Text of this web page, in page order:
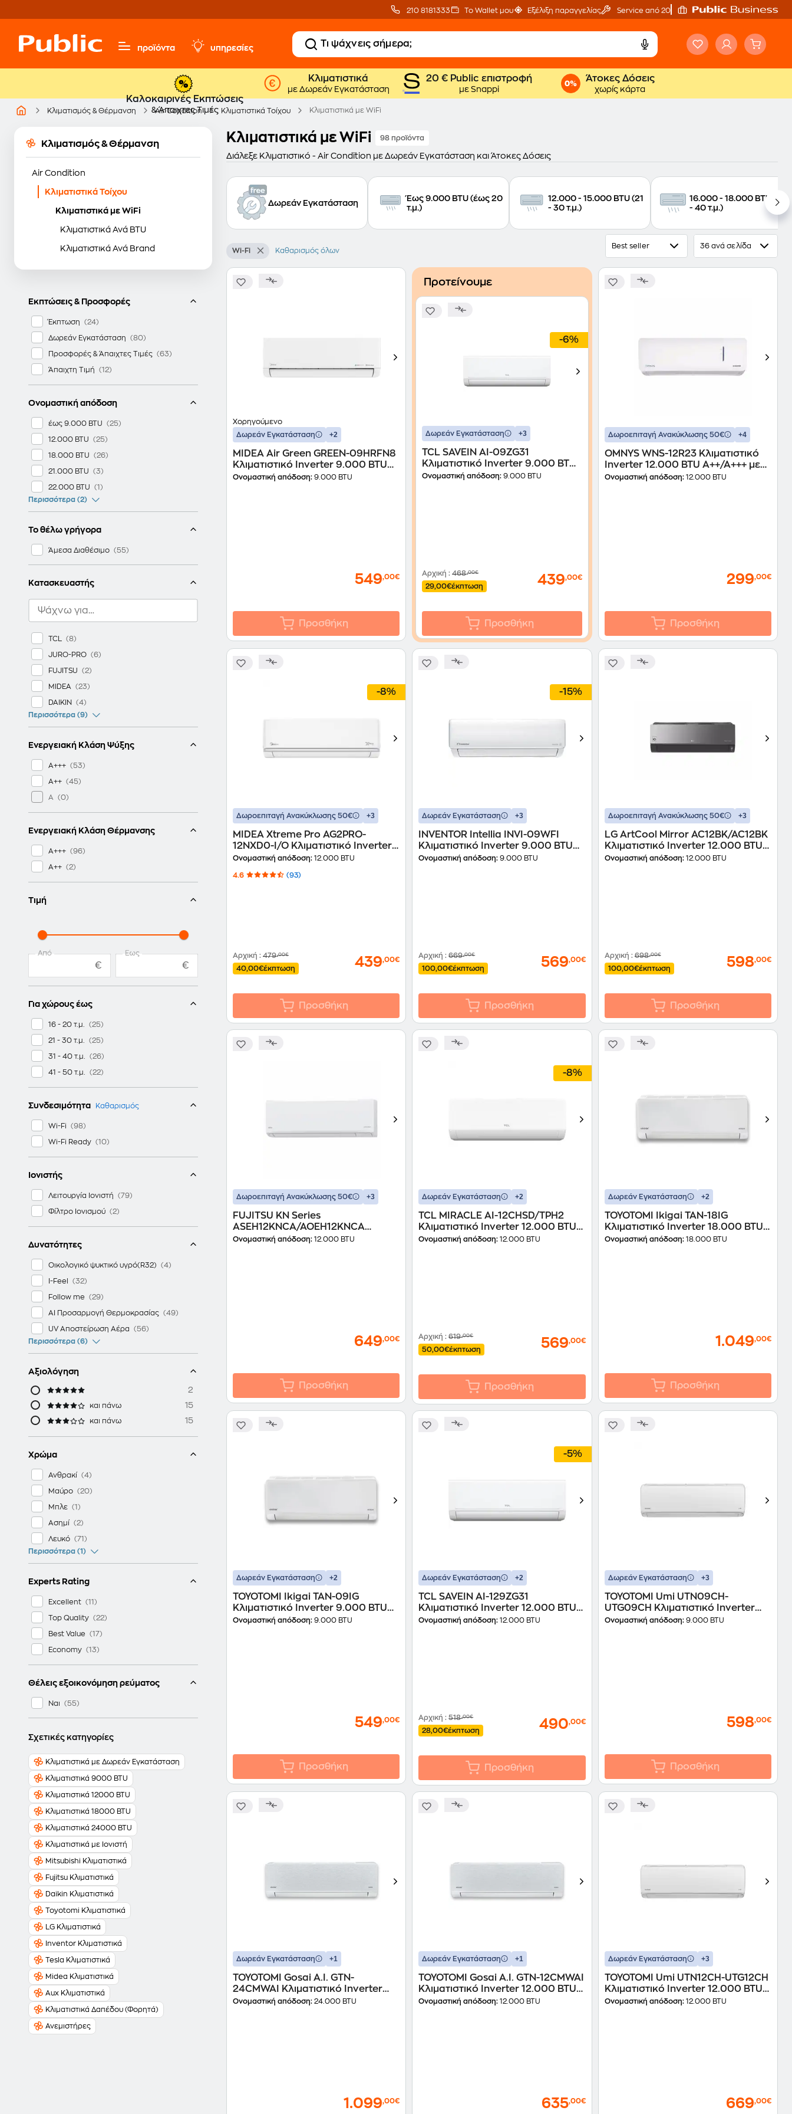
210 8181333 Το Wallet μου Εξέλιξη παραγγελίας Service από 20'
προϊόντα υπηρεσίες
Καλοκαιρινές Εκπτώσεις
& Άπαιχτες Τιμές
Κλιματιστικά
με Δωρεάν Εγκατάσταση
20 € Public επιστροφή
με Snappi
Άτοκες Δόσεις
χωρίς κάρτα
Κλιματισμός & Θέρμανση Air Condition Κλιματιστικά Τοίχου Κλιματιστικά με WiFi
Κλιματισμός & Θέρμανση
Air Condition
Κλιματιστικά Τοίχου
Κλιματιστικά με WiFi
Κλιματιστικά Ανά BTU
Κλιματιστικά Ανά Brand
Εκπτώσεις & Προσφορές
Έκπτωση
Δωρεάν Εγκατάσταση
Προσφορές & Άπαιχτες Τιμές
Άπαιχτη Τιμή
Ονομαστική απόδοση
έως 9.000 BTU
12.000 BTU
18.000 BTU
21.000 BTU
22.000 BTU
Περισσότερα (2)
Το θέλω γρήγορα
Άμεσα Διαθέσιμο
Κατασκευαστής
TCL
JURO-PRO
FUJITSU
MIDEA
DAIKIN
Περισσότερα (9)
Ενεργειακή Κλάση Ψύξης
A+++
A++
A
Ενεργειακή Κλάση Θέρμανσης
A+++
A++
Τιμή
Από
€
Έως
€
Για χώρους έως
16 - 20 τ.μ.
21 - 30 τ.μ.
31 - 40 τ.μ.
41 - 50 τ.μ.
Συνδεσιμότητα Καθαρισμός
Wi-Fi
Wi-Fi Ready
Ιονιστής
Λειτουργία Ιονιστή
Φίλτρο Iονισμού
Δυνατότητες
Οικολογικό ψυκτικό υγρό(R32)
I-Feel
Follow me
AI Προσαρμογή Θερμοκρασίας
UV Αποστείρωση Αέρα
Περισσότερα (6)
Αξιολόγηση
2
και πάνω 15
και πάνω 15
Χρώμα
Ανθρακί
Μαύρο
Μπλε
Ασημί
Λευκό
Περισσότερα (1)
Experts Rating
Excellent
Top Quality
Best Value
Economy
Θέλεις εξοικονόμηση ρεύματος
Ναι
Σχετικές κατηγορίες
Κλιματιστικά με Δωρεάν Εγκατάσταση
Κλιματιστικά 9000 BTU
Κλιματιστικά 12000 BTU
Κλιματιστικά 18000 BTU
Κλιματιστικά 24000 BTU
Κλιματιστικά με Ιονιστή
Mitsubishi Κλιματιστικά
Fujitsu Κλιματιστικά
Daikin Κλιματιστικά
Toyotomi Κλιματιστικά
LG Κλιματιστικά
Inventor Κλιματιστικά
Tesla Κλιματιστικά
Midea Κλιματιστικά
Aux Κλιματιστικά
Κλιματιστικά Δαπέδου (Φορητά)
Ανεμιστήρες
Κλιματιστικά με WiFi 98 προϊόντα
Διάλεξε Κλιματιστικό - Air Condition με Δωρεάν Εγκατάσταση και Άτοκες Δόσεις
Δωρεάν Εγκατάσταση
Έως 9.000 BTU (έως 20
τ.μ.)
12.000 - 15.000 BTU (21
- 30 τ.μ.)
16.000 - 18.000 BTU (31
- 40 τ.μ.)
Wi-Fi Καθαρισμός όλων
Best seller 36 ανά σελίδα
Χορηγούμενο
Δωρεάν Εγκατάσταση
+2
MIDEA Air Green GREEN-09HRFN8
Κλιματιστικό Inverter 9.000 BTU
A+++/A+++ με Ιονιστή & WiFi
Ονομαστική απόδοση: 9.000 BTU
549,00€
Προσθήκη
Προτείνουμε
-6%
Δωρεάν Εγκατάσταση +3
TCL SAVEIN AI-09ZG31
Κλιματιστικό Inverter 9.000 BTU
A++/A+++ με WiFi
Ονομαστική απόδοση: 9.000 BTU
Αρχική:468,00€
29,00€έκπτωση 439,00€
Προσθήκη
Δωροεπιταγή Ανακύκλωσης 50€ +4
OMNYS WNS-12R23 Κλιματιστικό
Inverter 12.000 BTU A++/A+++ με
WiFi
Ονομαστική απόδοση:12.000 BTU
299,00€
Προσθήκη
-8%
Δωροεπιταγή Ανακύκλωσης 50€ +3
MIDEA Xtreme Pro AG2PRO-
12NXD0-I/O Κλιματιστικό Inverter
12.000 BTU A++/A+++ με Ιονιστή &
Ονομαστική απόδοση: 12.000 BTU
4.6 (93)
Αρχική : 479,00€
40,00€έκπτωση 439,00€
Προσθήκη
-15%
Δωρεάν Εγκατάσταση +3
INVENTOR Intellia INVI-09WFI
Κλιματιστικό Inverter 9.000 BTU
A+++/A+++ με Ιονιστή & WiFi
Ονομαστική απόδοση: 9.000 BTU
Αρχική:669,00€
100,00€έκπτωση 569,00€
Προσθήκη
Δωροεπιταγή Ανακύκλωσης 50€ +3
LG ArtCool Mirror AC12BK/AC12BK
Κλιματιστικό Inverter 12.000 BTU
A++/A++ με Ιονιστή & WiFi
Ονομαστική απόδοση:12.000 BTU
Αρχική :698,00€
100,00€έκπτωση 598,00€
Προσθήκη
Δωροεπιταγή Ανακύκλωσης 50€ +3
FUJITSU KN Series
ASEH12KNCA/AOEH12KNCA
Κλιματιστικό Inverter 12.000 BTU
Ονομαστική απόδοση: 12.000 BTU
649,00€
Προσθήκη
-8%
Δωρεάν Εγκατάσταση +2
TCL MIRACLE AI-12CHSD/TPH2
Κλιματιστικό Inverter 12.000 BTU
A+++/A+++ με WiFi
Ονομαστική απόδοση: 12.000 BTU
Αρχική:619,00€
50,00€έκπτωση 569,00€
Προσθήκη
Δωρεάν Εγκατάσταση +2
TOYOTOMI Ikigai TAN-18IG
Κλιματιστικό Inverter 18.000 BTU
A++/A+++ με Ιονιστή & WiFi
Ονομαστική απόδοση:18.000 BTU
1.049,00€
Προσθήκη
Δωρεάν Εγκατάσταση +2
TOYOTOMI Ikigai TAN-09IG
Κλιματιστικό Inverter 9.000 BTU
A++/A+++ με Ιονιστή & WiFi
Ονομαστική απόδοση: 9.000 BTU
549,00€
Προσθήκη
-5%
Δωρεάν Εγκατάσταση +2
TCL SAVEIN AI-129ZG31
Κλιματιστικό Inverter 12.000 BTU
A++/A+++ με WiFi
Ονομαστική απόδοση: 12.000 BTU
Αρχική:518,00€
28,00€έκπτωση 490,00€
Προσθήκη
Δωρεάν Εγκατάσταση +3
TOYOTOMI Umi UTN09CH-
UTG09CH Κλιματιστικό Inverter
9.000 BTU A+++/A+++ με Ιονιστή &
Ονομαστική απόδοση:9.000 BTU
598,00€
Προσθήκη
Δωρεάν Εγκατάσταση +1
TOYOTOMI Gosai A.I. GTN-
24CMWAI Κλιματιστικό Inverter
24.000 BTU A+++/A+++ με Ιονιστή
Ονομαστική απόδοση: 24.000 BTU
1.099,00€
Δωρεάν Εγκατάσταση +1
TOYOTOMI Gosai A.I. GTN-12CMWAI
Κλιματιστικό Inverter 12.000 BTU
A+++/A+++ με Ιονιστή & WiFi
Ονομαστική απόδοση: 12.000 BTU
635,00€
Δωρεάν Εγκατάσταση +3
TOYOTOMI Umi UTN12CH-UTG12CH
Κλιματιστικό Inverter 12.000 BTU
A+++/A+++ με Ιονιστή & WiFi
Ονομαστική απόδοση:12.000 BTU
669,00€